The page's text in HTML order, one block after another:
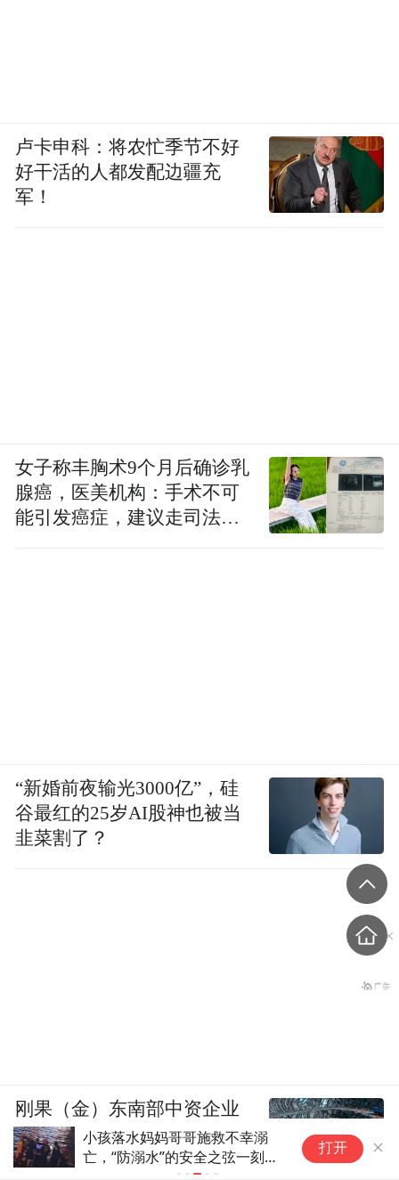
小孩落水妈妈哥哥施救不幸溺
亡，“防溺水”的安全之弦一刻也
打开
卢卡申科：将农忙季节不好
好干活的人都发配边疆充
军！
女子称丰胸术9个月后确诊乳
腺癌，医美机构：手术不可
能引发癌症，建议走司法途
“新婚前夜输光3000亿”，硅
谷最红的25岁AI股神也被当
韭菜割了？
刚果（金）东南部中资企业
钴产品铀含量超标？官方回
应